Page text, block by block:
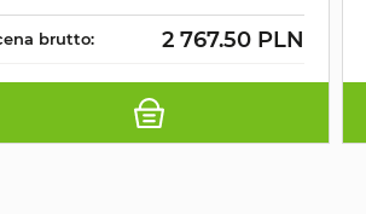
brutto: 2 767.50 PLN